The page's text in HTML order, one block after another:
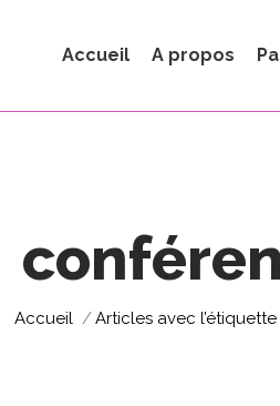
Accueil A propos
Vous êtes ici :
Accueil Articles avec